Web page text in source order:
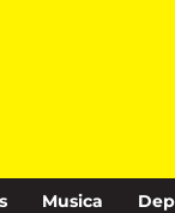
Musica